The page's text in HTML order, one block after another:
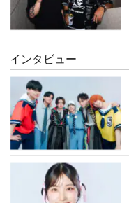
インタビュー